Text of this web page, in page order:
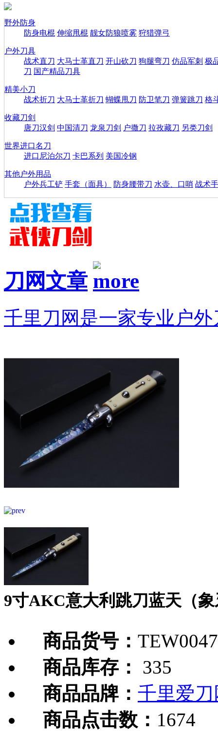
野外防身
防身电棍 伸缩甩棍 靓女防狼喷雾 狩猎弹弓
户外刀具
战术直刀 大马士革直刀 开山砍刀 狗腿弯刀 仿品军刺 极
刀 国产精品刀具
精美小刀
战术折刀 大马士革折刀 蝴蝶甩刀 防卫笔刀 弹簧跳刀 格
收藏刀剑
唐刀汉剑 中国清刀 龙泉刀剑 户撒刀 拉孜藏刀 另类刀剑
世界进口名刀
进口尼泊尔刀 卡巴系列 美国冷钢
其他户外用品
户外兵工铲 手套（面具） 防身腰带刀 水壶、口哨 战术
刀网文章
千里刀网是一家专业户
9寸AKC意大利跳刀蓝天（
商品货号：
商品库存：
335
商品品牌： 千里爱刀
商品点击数： 1674